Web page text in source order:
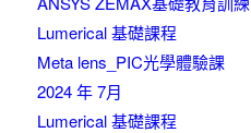
Lumerical 基礎課程
Meta lens_PIC光學體驗課
2024 年 7月
Lumerical 基礎課程